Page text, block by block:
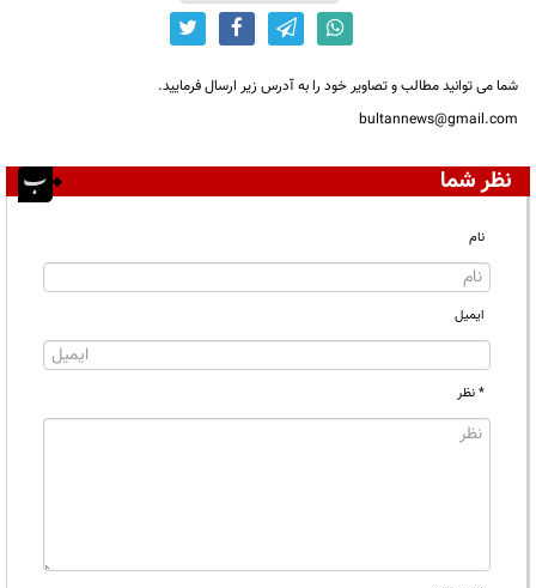
شما می توانید مطالب و تصاویر خود را به آدرس زیر ارسال فرمایید.
bultannews@gmail.com
نظر شما
نام
ایمیل
* نظر